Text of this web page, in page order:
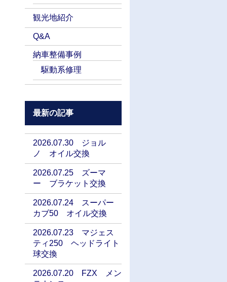
観光地紹介
Q&A
納車整備事例
駆動系修理
最新の記事
2026.07.30 ジョル
ノ オイル交換
2026.07.25 ズーマ
ー ブラケット交換
2026.07.24 スーパー
カブ50 オイル交換
2026.07.23 マジェス
ティ250 ヘッドライト
球交換
2026.07.20 FZX メン